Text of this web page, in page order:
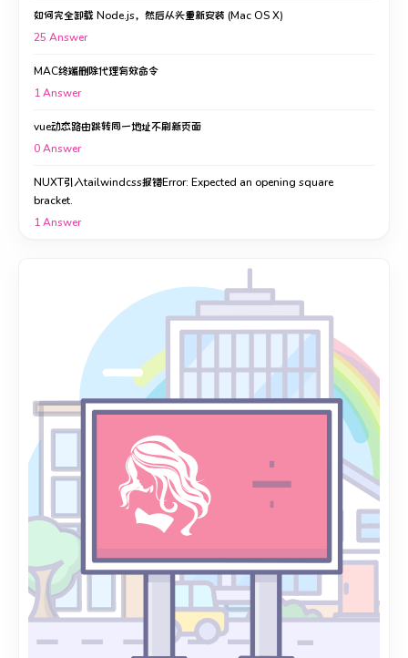
如何完全卸载 Node.js，然后从头重新安装 (Mac OS X)
25 Answer
MAC终端删除代理有效命令
1Answer
vue动态路由跳转同一地址不刷新页面
0Answer
NUXT引入tailwindcss报错Error: Expected an opening square
bracket.
1Answer